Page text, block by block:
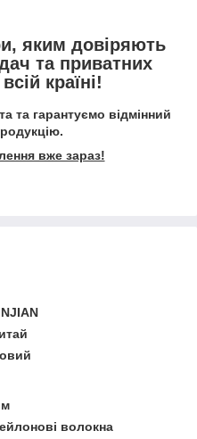
яким довіряють
та приватних
країні!
та гарантуємо відмінний
вже зараз!
волокна